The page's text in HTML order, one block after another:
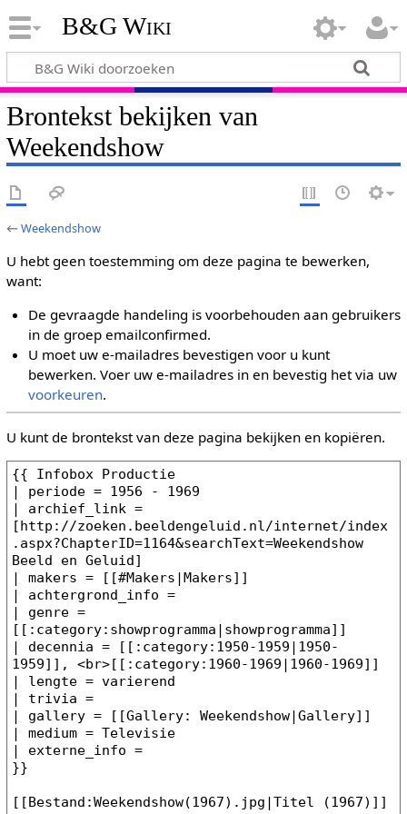
B&G Wiki
Brontekst bekijken van
Weekendshow
←Weekendshow
U hebt geen toestemming om deze pagina te bewerken,
want:
De gevraagde handeling is voorbehouden aan gebruikers
in de groep emailconfirmed.
U moet uw e-mailadres bevestigen voor u kunt
bewerken. Voer uw e-mailadres in en bevestig het via uw
voorkeuren.
U kunt de brontekst van deze pagina bekijken en kopiëren.